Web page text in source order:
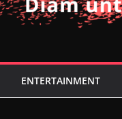
ENTERTAINMENT